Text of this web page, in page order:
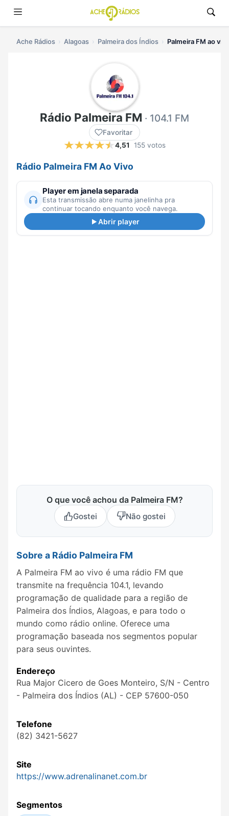
Ache Rádios Alagoas Palmeira dos Índios Palmeira FM ao vivo
Rádio Palmeira FM · 104.1 FM
Favoritar
4,51
155 votos
Rádio Palmeira FM Ao Vivo
Player em janela separada
Esta transmissão abre numa janelinha pra
continuar tocando enquanto você navega.
Abrir player
O que você achou da Palmeira FM?
Gostei Não gostei
Sobre a Rádio Palmeira FM
A Palmeira FM ao vivo é uma rádio FM que
transmite na frequência 104.1, levando
programação de qualidade para a região de
Palmeira dos Índios, Alagoas, e para todo o
mundo como rádio online. Oferece uma
programação baseada nos segmentos popular
para seus ouvintes.
Endereço
Rua Major Cicero de Goes Monteiro, S/N - Centro
- Palmeira dos Índios (AL) - CEP 57600-050
Telefone
(82) 3421-5627
Site
https://www.adrenalinanet.com.br
Segmentos